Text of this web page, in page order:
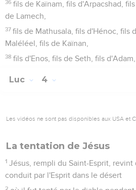
36 fils de Kaïnam, fils d'Arpacshad,
de Lamech,
37 fils de Mathusala, fils d'Hénoc, fils
Maléléel, fils de Kaïnan,
38 fils d'Enos, fils de Seth, fils
Luc 4
Les vidéos ne sont pas disponibles aux USA et C
La tentation de Jésus
1 Jésus, rempli du Saint-Esprit,
conduit par l'Esprit dans le désert
2